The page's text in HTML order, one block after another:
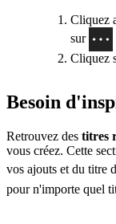
Cliquez
sur
Cliquez
Besoin
Retrouvez des titres
vous créez. Cette
vos ajouts et du titre
pour n'importe quel